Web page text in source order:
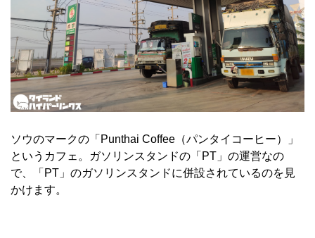
ソウのマークの「Punthai Coffee（パンタイコーヒー）」
というカフェ。ガソリンスタンドの「PT」の運営なの
で、「PT」のガソリンスタンドに併設されているのを見
かけます。